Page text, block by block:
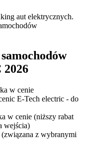
aut elektrycznych.
w cenie
E-Tech electric - do
w cenie (niższy rabat
wejścia)
z wybranymi